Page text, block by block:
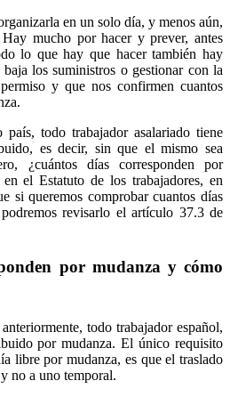
en un solo día, y menos aún,
Hay mucho por hacer y prever, antes
lo que hay que hacer también hay
los suministros o gestionar con la
y que nos confirmen cuantos
todo trabajador asalariado tiene
es decir, sin que el mismo sea
¿cuántos días corresponden por
el Estatuto de los trabajadores, en
si queremos comprobar cuantos días
revisarlo el artículo 37.3 de
por mudanza y cómo
todo trabajador español,
por mudanza. El único requisito
libre por mudanza, es que el traslado
no a uno temporal.